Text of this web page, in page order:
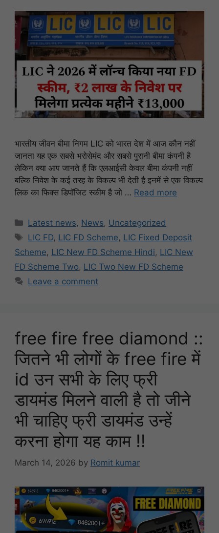
भारतीय जीवन बीमा निगम LIC को भारत देश में आज कौन नहीं
जानता यह एक सबसे भरोसेमंद और सबसे पुरानी बीमा कंपनी है
लेकिन क्या आप जानते हैं कि एलआईसी केवल बीमा कंपनी नहीं
बल्कि निवेश के कई तरह के विकल्प भी देती है इनमें से एक विकल्प
लिक का फिक्स डिपॉजिट स्कीम है जो … Read more
Categories
Latest news, News, Uncategorized
Tags
LIC FD, LIC FD Scheme, LIC Fixed Deposit
Scheme, LIC New FD Scheme Hindi, LIC New
FD Scheme Two, LIC Two New FD Scheme
Leave a comment
free fire free diamond ::
जितने भी लोगों के free fire में
id उन सभी के लिए फ्री
डायमंड मिलने वाली है तो जीने
भी चाहिए फ्री डायमंड उन्हें
करना होगा यह काम !!
March 14, 2026 by Romit kumar